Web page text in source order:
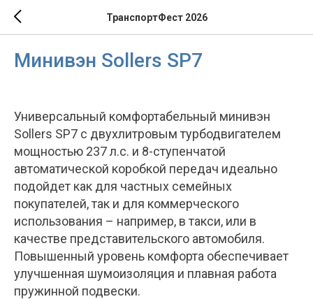
ТранспортФест 2026
Минивэн Sollers SP7
Универсальный комфортабельный минивэн
Sollers SP7 с двухлитровым турбодвигателем
мощностью 237 л.с. и 8-ступенчатой
автоматической коробкой передач идеально
подойдет как для частных семейных
покупателей, так и для коммерческого
использования – например, в такси, или в
качестве представительского автомобиля.
Повышенный уровень комфорта обеспечивает
улучшенная шумоизоляция и плавная работа
пружинной подвески.